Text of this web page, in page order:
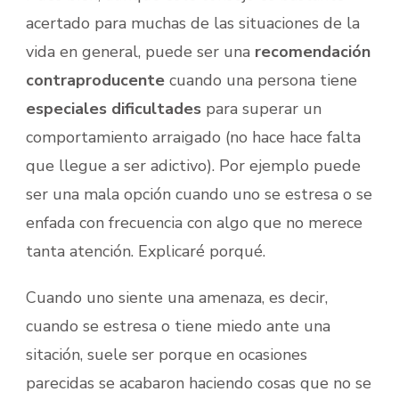
acertado para muchas de las situaciones de la
vida en general, puede ser una recomendación
contraproducente cuando una persona tiene
especiales dificultades para superar un
comportamiento arraigado (no hace hace falta
que llegue a ser adictivo). Por ejemplo puede
ser una mala opción cuando uno se estresa o se
enfada con frecuencia con algo que no merece
tanta atención. Explicaré porqué.
Cuando uno siente una amenaza, es decir,
cuando se estresa o tiene miedo ante una
sitación, suele ser porque en ocasiones
parecidas se acabaron haciendo cosas que no se